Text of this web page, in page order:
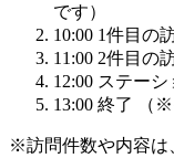
です）
10:00 1件目の
11:00 2件目の
12:00 ステー
13:00 終了 （
※訪問件数や内容は